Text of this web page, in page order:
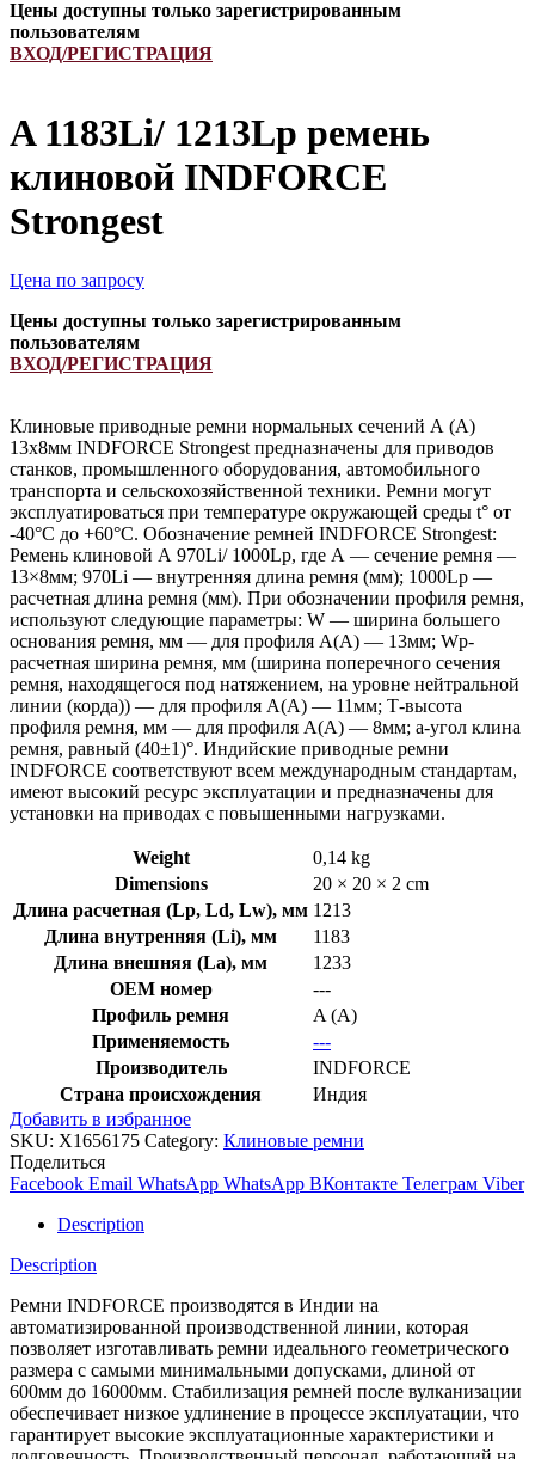
Цены доступны только зарегистрированным
пользователям
ВХОД/РЕГИСТРАЦИЯ
A 1183Li/ 1213Lp ремень
клиновой INDFORCE
Strongest
Цена по запросу
Цены доступны только зарегистрированным
пользователям
ВХОД/РЕГИСТРАЦИЯ
Клиновые приводные ремни нормальных сечений А (А)
13х8мм INDFORCE Strongest предназначены для приводов
станков, промышленного оборудования, автомобильного
транспорта и сельскохозяйственной техники. Ремни могут
эксплуатироваться при температуре окружающей среды t° от
-40°С до +60°С. Обозначение ремней INDFORCE Strongest:
Ремень клиновой А 970Li/ 1000Lp, где А — сечение ремня —
13×8мм; 970Li — внутренняя длина ремня (мм); 1000Lp —
расчетная длина ремня (мм). При обозначении профиля ремня,
используют следующие параметры: W — ширина большего
основания ремня, мм — для профиля А(А) — 13мм; Wp-
расчетная ширина ремня, мм (ширина поперечного сечения
ремня, находящегося под натяжением, на уровне нейтральной
линии (корда)) — для профиля А(А) — 11мм; Т-высота
профиля ремня, мм — для профиля А(А) — 8мм; a-угол клина
ремня, равный (40±1)°. Индийские приводные ремни
INDFORCE соответствуют всем международным стандартам,
имеют высокий ресурс эксплуатации и предназначены для
установки на приводах с повышенными нагрузками.
Weight
0,14 kg
Dimensions
20 × 20 × 2 cm
Длина расчетная (Lp, Ld, Lw), мм 1213
Длина внутренняя (Li), мм
1183
Длина внешняя (La), мм
1233
OEM номер
---
Профиль ремня
A (A)
Применяемость
---
Производитель
INDFORCE
Страна происхождения
Индия
Добавить в избранное
SKU: X1656175 Category: Клиновые ремни
Поделиться
Facebook Email WhatsApp WhatsApp ВКонтакте Телеграм Viber
Description
Description
Ремни INDFORCE производятся в Индии на
автоматизированной производственной линии, которая
позволяет изготавливать ремни идеального геометрического
размера с самыми минимальными допусками, длиной от
600мм до 16000мм. Стабилизация ремней после вулканизации
обеспечивает низкое удлинение в процессе эксплуатации, что
гарантирует высокие эксплуатационные характеристики и